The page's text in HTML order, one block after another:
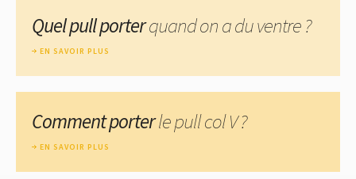
Quel pull porterquand on a du ventre ?
EN SAVOIR PLUS
Comment porterle pull col V ?
EN SAVOIR PLUS